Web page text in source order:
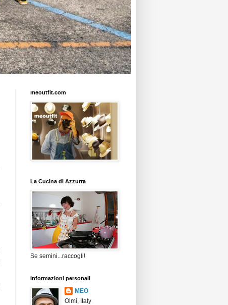
meoutfit.com
La Cucina di Azzurra
Se semini...raccogli!
Informazioni personali
MEO
Olmi, Italy